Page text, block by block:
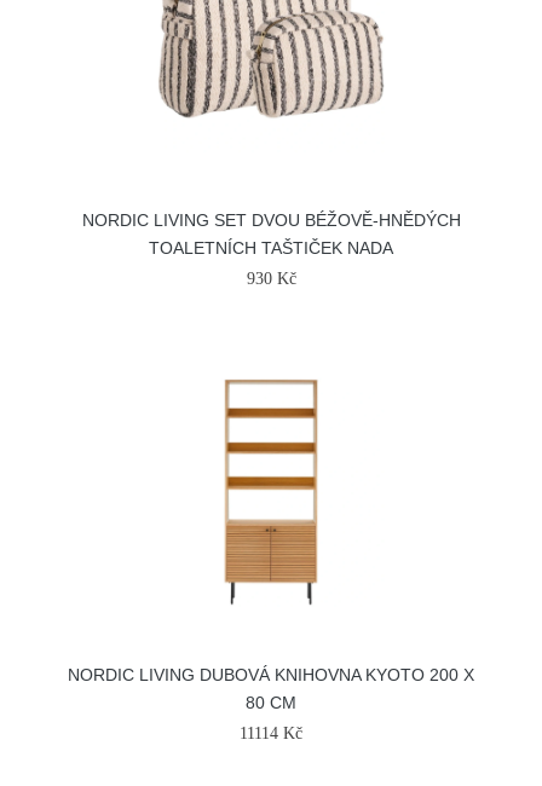
NORDIC LIVING SET DVOU BÉŽOVĚ-HNĚDÝCH
TOALETNÍCH TAŠTIČEK NADA
930 Kč
NORDIC LIVING DUBOVÁ KNIHOVNA KYOTO 200 X
80 CM
11114 Kč